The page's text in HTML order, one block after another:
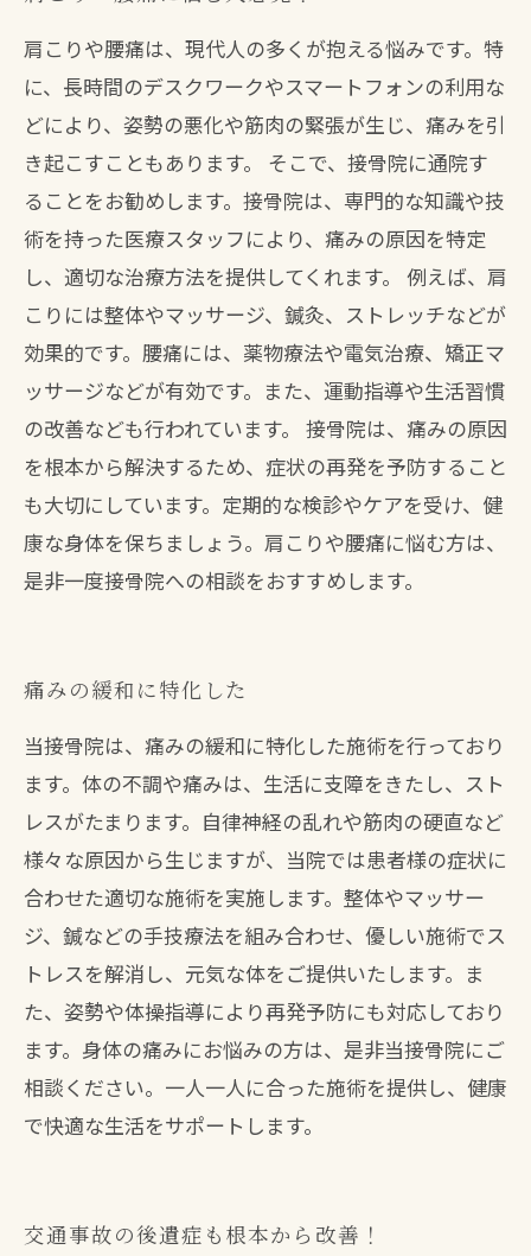
肩こりや腰痛は、現代人の多くが抱える悩みです。特
に、長時間のデスクワークやスマートフォンの利用な
どにより、姿勢の悪化や筋肉の緊張が生じ、痛みを引
き起こすこともあります。 そこで、接骨院に通院す
ることをお勧めします。接骨院は、専門的な知識や技
術を持った医療スタッフにより、痛みの原因を特定
し、適切な治療方法を提供してくれます。 例えば、肩
こりには整体やマッサージ、鍼灸、ストレッチなどが
効果的です。腰痛には、薬物療法や電気治療、矯正マ
ッサージなどが有効です。また、運動指導や生活習慣
の改善なども行われています。 接骨院は、痛みの原因
を根本から解決するため、症状の再発を予防すること
も大切にしています。定期的な検診やケアを受け、健
康な身体を保ちましょう。肩こりや腰痛に悩む方は、
是非一度接骨院への相談をおすすめします。
痛みの緩和に特化した
当接骨院は、痛みの緩和に特化した施術を行っており
ます。体の不調や痛みは、生活に支障をきたし、スト
レスがたまります。自律神経の乱れや筋肉の硬直など
様々な原因から生じますが、当院では患者様の症状に
合わせた適切な施術を実施します。整体やマッサー
ジ、鍼などの手技療法を組み合わせ、優しい施術でス
トレスを解消し、元気な体をご提供いたします。ま
た、姿勢や体操指導により再発予防にも対応しており
ます。身体の痛みにお悩みの方は、是非当接骨院にご
相談ください。一人一人に合った施術を提供し、健康
で快適な生活をサポートします。
交通事故の後遺症も根本から改善！